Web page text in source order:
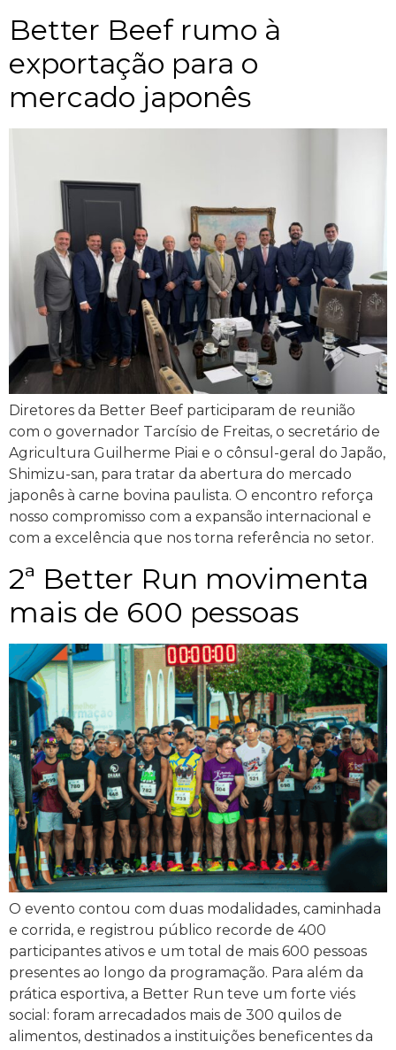
Better Beef rumo à
exportação para o
mercado japonês
Diretores da Better Beef participaram de reunião
com o governador Tarcísio de Freitas, o secretário de
Agricultura Guilherme Piai e o cônsul-geral do Japão,
Shimizu-san, para tratar da abertura do mercado
japonês à carne bovina paulista. O encontro reforça
nosso compromisso com a expansão internacional e
com a excelência que nos torna referência no setor.
2ª Better Run movimenta
mais de 600 pessoas
O evento contou com duas modalidades, caminhada
e corrida, e registrou público recorde de 400
participantes ativos e um total de mais 600 pessoas
presentes ao longo da programação. Para além da
prática esportiva, a Better Run teve um forte viés
social: foram arrecadados mais de 300 quilos de
alimentos, destinados a instituições beneficentes da